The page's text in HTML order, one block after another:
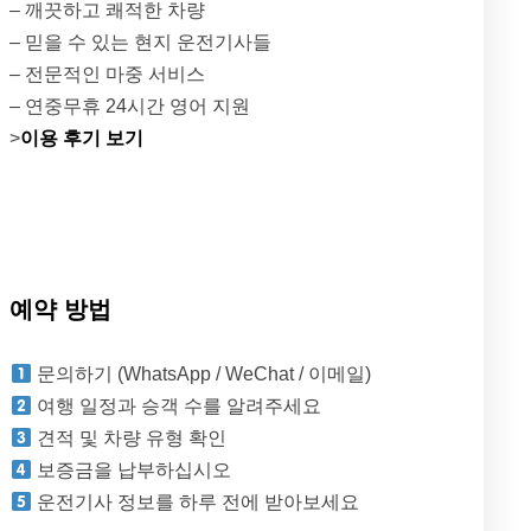
– 깨끗하고 쾌적한 차량
– 믿을 수 있는 현지 운전기사들
– 전문적인 마중 서비스
– 연중무휴 24시간 영어 지원
>이용 후기 보기
예약 방법
문의하기 (WhatsApp / WeChat / 이메일)
여행 일정과 승객 수를 알려주세요
견적 및 차량 유형 확인
보증금을 납부하십시오
운전기사 정보를 하루 전에 받아보세요